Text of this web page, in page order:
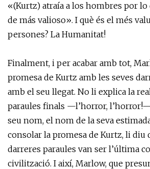
«(Kurtz) atraía a los hombres por lo
de más valioso». I què és el més
persones? La Humanitat!
Finalment, i per acabar amb tot,
promesa de Kurtz amb les seves
amb el seu llegat. No li explica la
paraules finals —l’horror,
seu nom, el nom de la seva
consolar la promesa de Kurtz, li diu
darreres paraules van ser l’última
civilització. I així, Marlow, que